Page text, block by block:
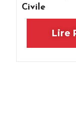
Civile
Lire